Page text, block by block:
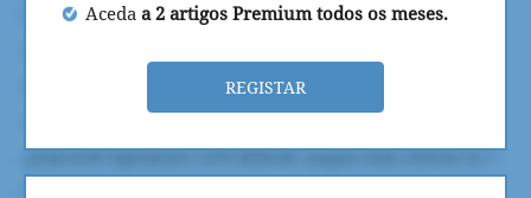
Aceda a 2 artigos Premium todos os meses.
REGISTAR